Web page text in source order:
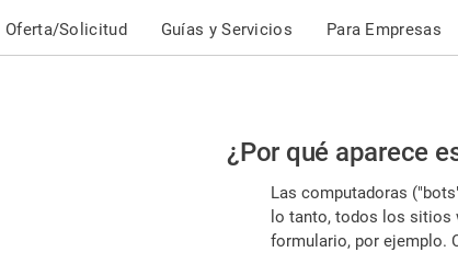
Oferta/Solicitud Guías y Servicios Para Empresas
Por
favor,
confirme
¿Por qué aparece
Las computadoras
lo tanto, todos los sitios
formulario, por ejemplo.